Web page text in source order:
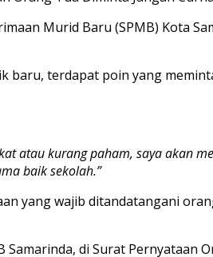
Murid Baru (SPMB) Kota
terdapat poin yang
atau kurang paham, saya akan
baik sekolah.”
yang wajib ditandatangani